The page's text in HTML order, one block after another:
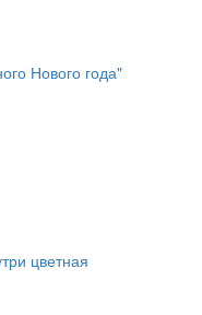
Нового года"
цветная